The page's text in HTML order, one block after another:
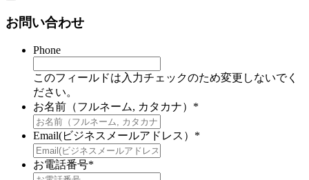
お問い合わせ
Phone
このフィールドは入力チェックのため変更しないでく
ださい。
お名前（フルネーム, カタカナ） *
Email(ビジネスメールアドレス） *
お電話番号*